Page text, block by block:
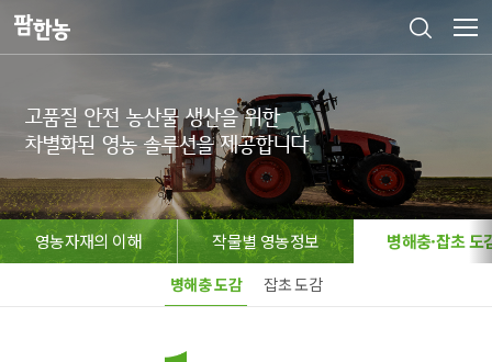
고품질 안전 농산물 생산을 위한
차별화된 영농 솔루션을 제공합니다
영농자재의 이해 작물별 영농정보 병해충·잡초 도
병해충 도감 잡초 도감